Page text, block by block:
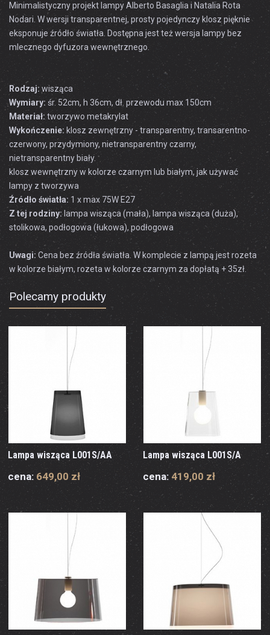
Minimalistyczny projekt lampy Alberto Basaglia i Natalia Rota
Nodari. W wersji transparentnej, prosty pojedynczy klosz pięknie
eksponuje źródło światła. Dostępna jest też wersja lampy bez
mlecznego dyfuzora wewnętrznego.
Rodzaj: wisząca
Wymiary: śr. 52cm, h 36cm, dł. przewodu max 150cm
Materiał: tworzywo metakrylat
Wykończenie: klosz zewnętrzny - transparentny, transarentno-
czerwony, przydymiony, nietransparentny czarny,
nietransparentny biały.
klosz wewnętrzny w kolorze czarnym lub białym, jak używać
lampy z tworzywa
Źródło światła: 1 x max 75W E27
Z tej rodziny:lampa wisząca (mała), lampa wisząca (duża),
stolikowa, podłogowa (łukowa), podłogowa
Uwagi: Cena bez źródła światła. W komplecie z lampą jest rozeta
w kolorze białym, rozeta w kolorze czarnym za dopłatą + 35zł.
Polecamy produkty
Lampa wisząca L001S/AA
cena: 649,00 zł
Lampa wisząca L001S/A
cena: 419,00 zł